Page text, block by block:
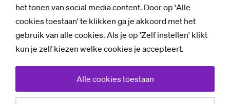
het tonen van social media content. Door op 'Alle
cookies toestaan' te klikken ga je akkoord met het
gebruik van alle cookies. Als je op 'Zelf instellen' klikt
kun je zelf kiezen welke cookies je accepteert.
Alle cookies toestaan